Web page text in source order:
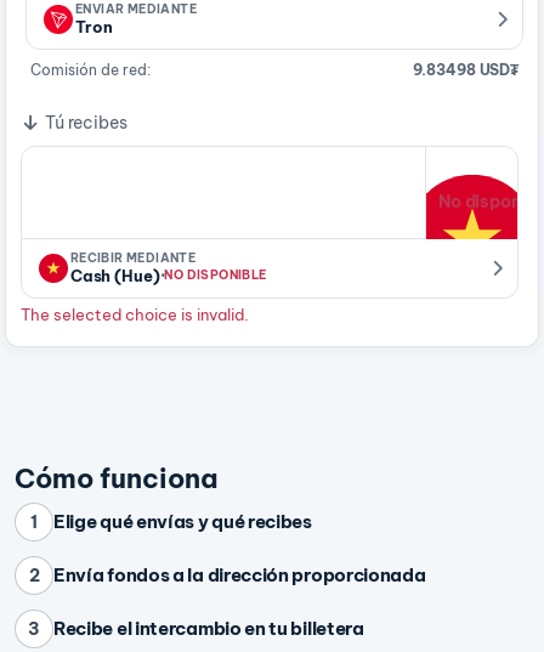
ENVIAR MEDIANTE
Tron
Comisión de red: 9.83498 USD₮
Tú recibes
No
RECIBIR MEDIANTE
Cash (Hue)·NO DISPONIBLE
The selected choice is invalid.
Cómo funciona
1 Elige qué envías y qué recibes
2 Envía fondos a la dirección proporcionada
3 Recibe el intercambio en tu billetera